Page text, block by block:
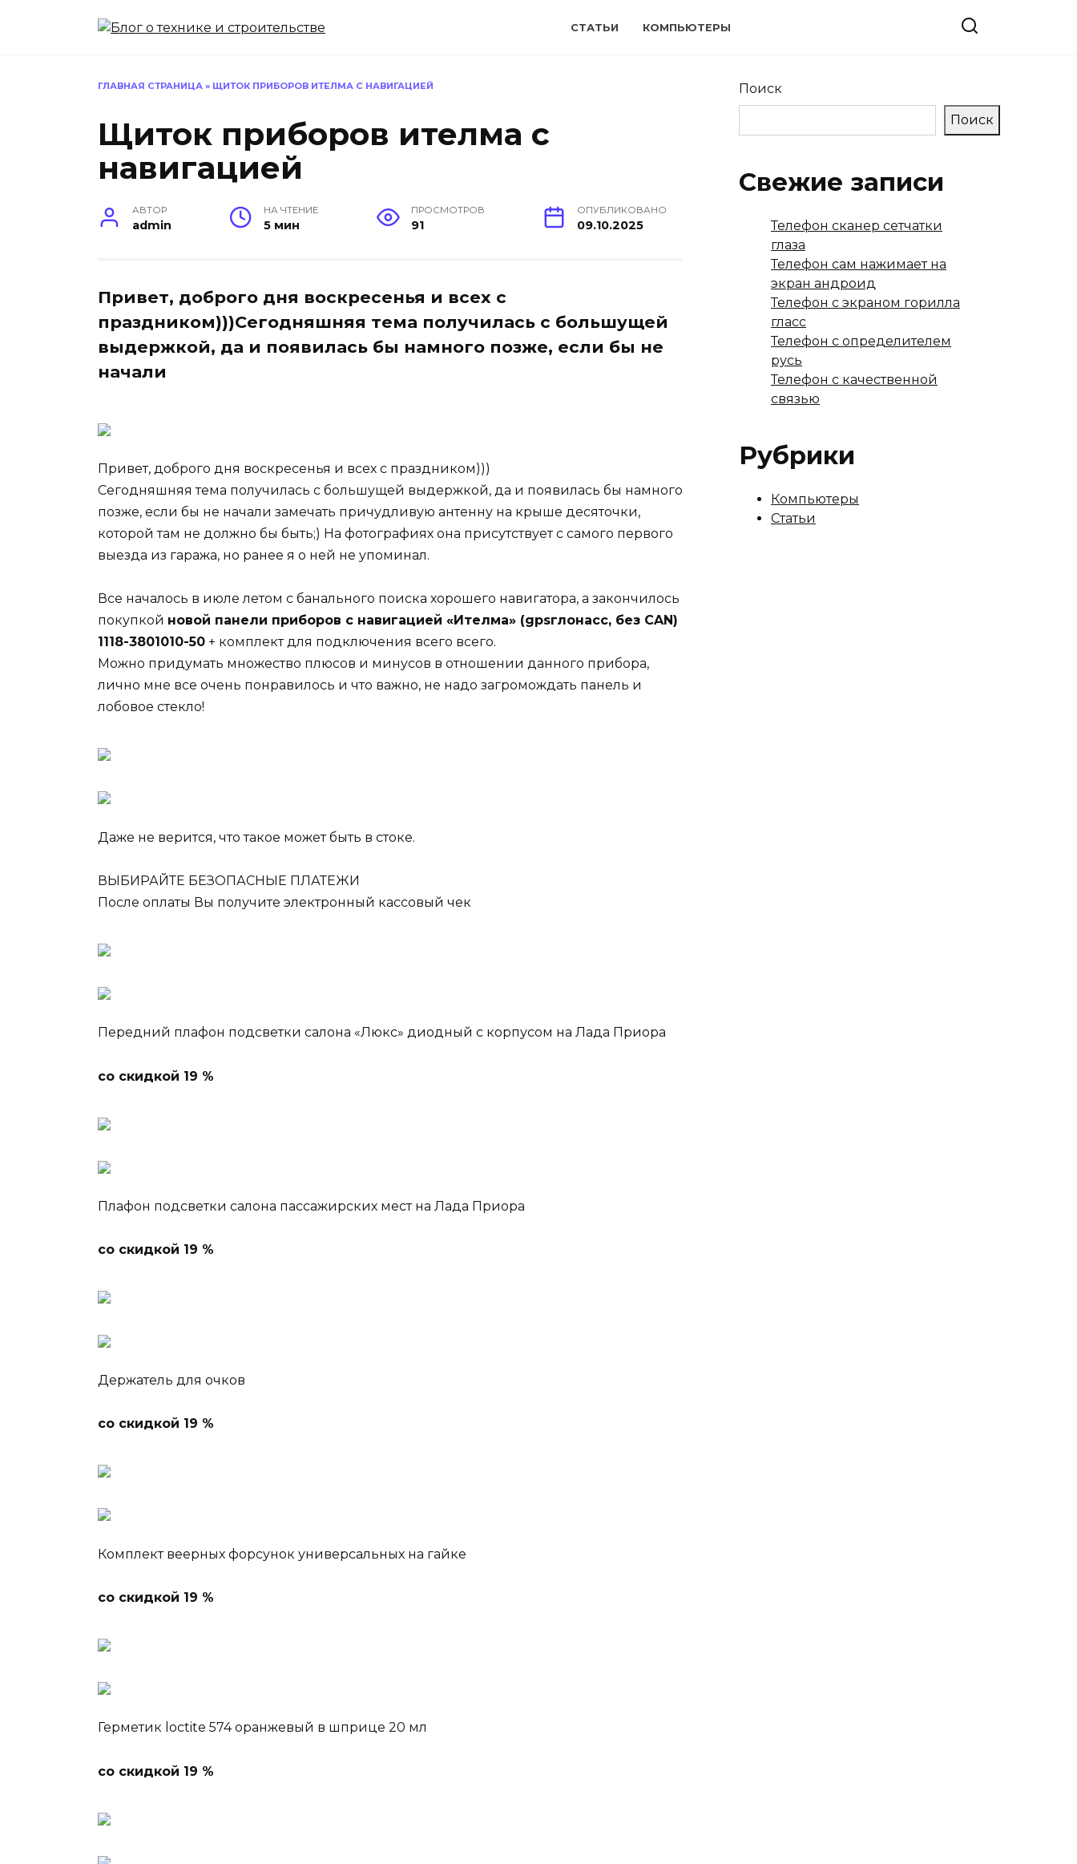
СТАТЬИ КОМПЬЮТЕРЫ
ГЛАВНАЯ СТРАНИЦА » ЩИТОК ПРИБОРОВ ИТЕЛМА С НАВИГАЦИЕЙ
Щиток приборов ителма с
навигацией
АВТОР
admin
НА ЧТЕНИЕ
5 мин
ПРОСМОТРОВ
91
ОПУБЛИКОВАНО
09.10.2025
Привет, доброго дня воскресенья и всех с
праздником)))Сегодняшняя тема получилась с большущей
выдержкой, да и появилась бы намного позже, если бы не
начали
Привет, доброго дня воскресенья и всех с праздником)))
Сегодняшняя тема получилась с большущей выдержкой, да и появилась бы намного
позже, если бы не начали замечать причудливую антенну на крыше десяточки,
которой там не должно бы быть;) На фотографиях она присутствует с самого первого
выезда из гаража, но ранее я о ней не упоминал.
Все началось в июле летом с банального поиска хорошего навигатора, а закончилось
покупкой новой панели приборов с навигацией «Ителма» (gpsглонасс, без CAN)
1118-3801010-50 + комплект для подключения всего всего.
Можно придумать множество плюсов и минусов в отношении данного прибора,
лично мне все очень понравилось и что важно, не надо загромождать панель и
лобовое стекло!
Даже не верится, что такое может быть в стоке.
ВЫБИРАЙТЕ БЕЗОПАСНЫЕ ПЛАТЕЖИ
После оплаты Вы получите электронный кассовый чек
Передний плафон подсветки салона «Люкс» диодный с корпусом на Лада Приора
со скидкой 19 %
Плафон подсветки салона пассажирских мест на Лада Приора
со скидкой 19 %
Держатель для очков
со скидкой 19 %
Комплект веерных форсунок универсальных на гайке
со скидкой 19 %
Герметик loctite 574 оранжевый в шприце 20 мл
со скидкой 19 %
Поиск
Поиск
Свежие записи
Телефон сканер сетчатки
глаза
Телефон сам нажимает на
экран андроид
Телефон с экраном горилла
гласс
Телефон с определителем
русь
Телефон с качественной
связью
Рубрики
Компьютеры
Статьи